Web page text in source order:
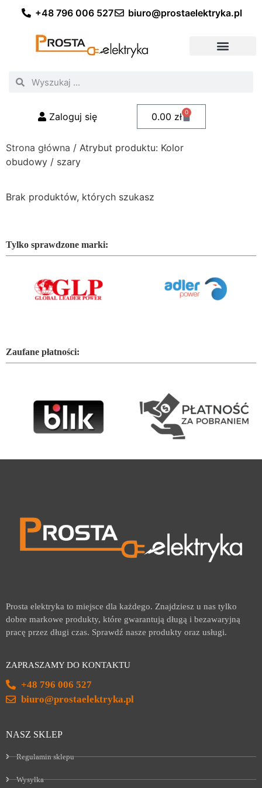
+48 796 006 527 biuro@prostaelektryka.pl
Zaloguj się 0.00 zł 0
Strona główna / Atrybut produktu: Kolor
obudowy / szary
Brak produktów, których szukasz
Tylko sprawdzone marki:
Zaufane płatności:
Prosta elektryka to miejsce dla każdego. Znajdziesz u nas tylko
dobre markowe produkty, które gwarantują długą i bezawaryjną
pracę przez długi czas. Sprawdź nasze produkty oraz usługi.
ZAPRASZAMY DO KONTAKTU
+48 796 006 527
biuro@prostaelektryka.pl
NASZ SKLEP
Regulamin sklepu
Wysyłka